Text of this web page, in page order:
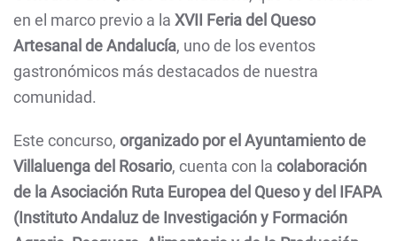
en el marco previo a la XVII Feria del Queso
Artesanal de Andalucía, uno de los eventos
gastronómicos más destacados de nuestra
comunidad.
Este concurso, organizado por el Ayuntamiento de
Villaluenga del Rosario, cuenta con la colaboración
de la Asociación Ruta Europea del Queso y del IFAPA
(Instituto Andaluz de Investigación y Formación